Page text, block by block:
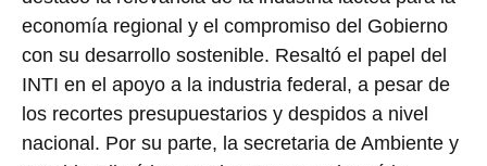
economía regional y el compromiso del Gobierno
con su desarrollo sostenible. Resaltó el papel del
INTI en el apoyo a la industria federal, a pesar de
los recortes presupuestarios y despidos a nivel
nacional. Por su parte, la secretaria de Ambiente y